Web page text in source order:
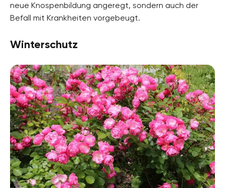
neue Knospenbildung angeregt, sondern auch der
Befall mit Krankheiten vorgebeugt.
Winterschutz